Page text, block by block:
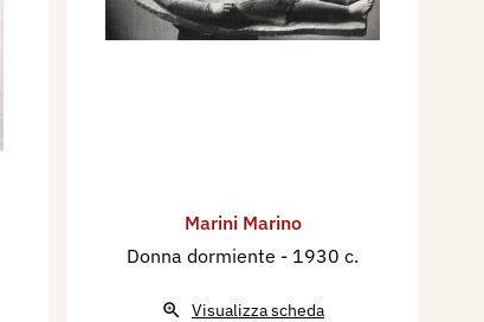
Marini Marino
Donna dormiente - 1930 c.
Visualizza scheda